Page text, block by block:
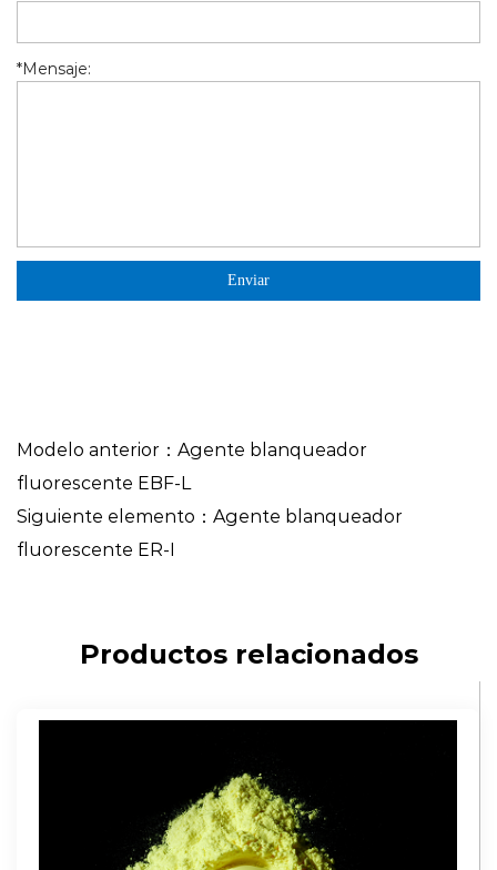
*Mensaje:
Modelo anterior：Agente blanqueador
fluorescente EBF-L
Siguiente elemento：Agente blanqueador
fluorescente ER-I
Productos relacionados